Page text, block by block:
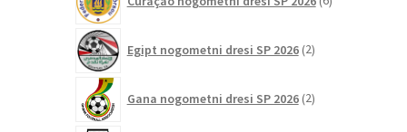
izdelkov
Egipt nogometni dresi SP 2026 2izdelka
Gana nogometni dresi SP 2026 2izdelka